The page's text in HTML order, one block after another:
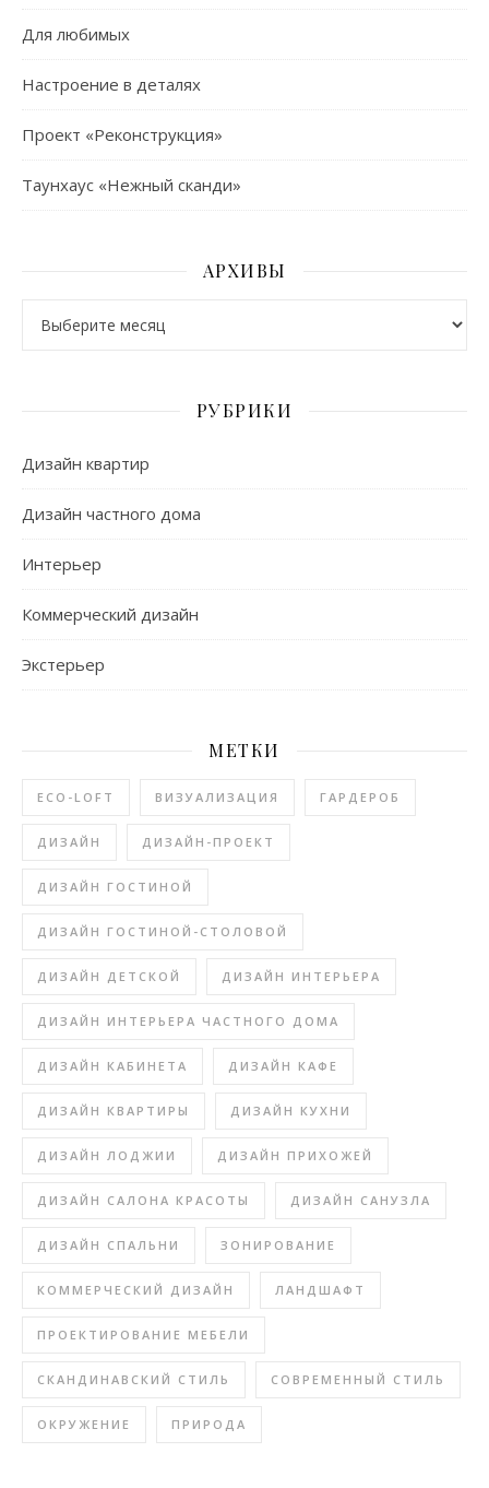
Для любимых
Настроение в деталях
Проект «Реконструкция»
Таунхаус «Нежный сканди»
АРХИВЫ
РУБРИКИ
Дизайн квартир
Дизайн частного дома
Интерьер
Коммерческий дизайн
Экстерьер
МЕТКИ
ECO-LOFT ВИЗУАЛИЗАЦИЯ ГАРДЕРОБ
ДИЗАЙН ДИЗАЙН-ПРОЕКТ
ДИЗАЙН ГОСТИНОЙ
ДИЗАЙН ГОСТИНОЙ-СТОЛОВОЙ
ДИЗАЙН ДЕТСКОЙ ДИЗАЙН ИНТЕРЬЕРА
ДИЗАЙН ИНТЕРЬЕРА ЧАСТНОГО ДОМА
ДИЗАЙН КАБИНЕТА ДИЗАЙН КАФЕ
ДИЗАЙН КВАРТИРЫ ДИЗАЙН КУХНИ
ДИЗАЙН ЛОДЖИИ ДИЗАЙН ПРИХОЖЕЙ
ДИЗАЙН САЛОНА КРАСОТЫ ДИЗАЙН САНУЗЛА
ДИЗАЙН СПАЛЬНИ ЗОНИРОВАНИЕ
КОММЕРЧЕСКИЙ ДИЗАЙН ЛАНДШАФТ
ПРОЕКТИРОВАНИЕ МЕБЕЛИ
СКАНДИНАВСКИЙ СТИЛЬ СОВРЕМЕННЫЙ СТИЛЬ
ОКРУЖЕНИЕ ПРИРОДА